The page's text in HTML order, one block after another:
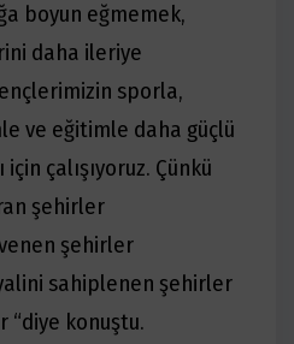
boyun eğmemek,
daha ileriye
çlerimizin sporla,
ve eğitimle daha güçlü
çalışıyoruz. Çünkü
şehirler
şehirler
sahiplenen şehirler
“diye konuştu.